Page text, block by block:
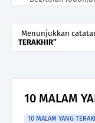
kerana takut
ingin menutup
Menunjukkan
TERAKHIR
10 MALAM
10 MALAM YANG